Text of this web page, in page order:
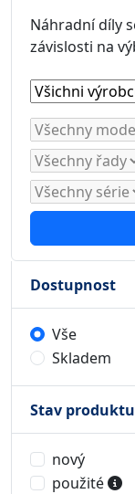
Náhradní díly
závislosti na
Dostupnost
Vše
Skladem
Stav produktu
nový
použité